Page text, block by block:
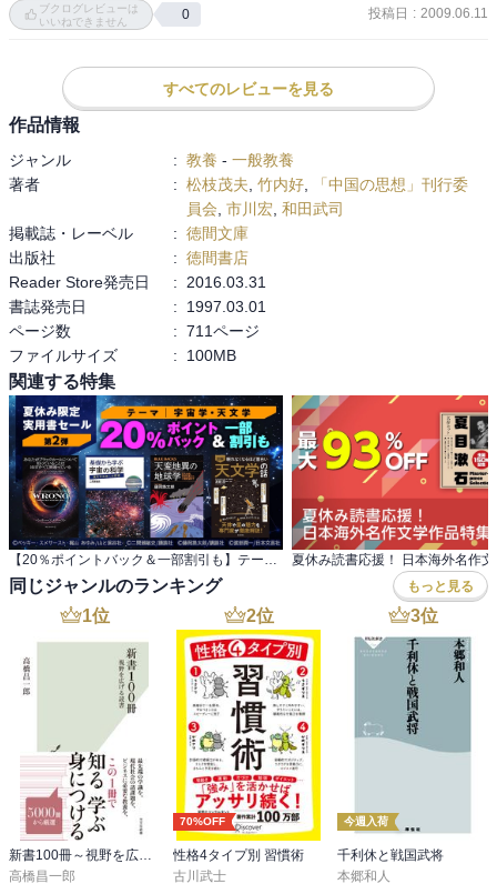
ブクログレビューは
いいねできません
0 投稿日 : 2009.06.11
すべてのレビューを見る
作品情報
ジャンル : 教養 - 一般教養
著者
: 松枝茂夫 竹内好
「中国の思想」刊行委
員会 市川宏 和田武司
掲載誌・レーベル
: 徳間文庫
出版社
: 徳間書店
Reader Store発売日
:
2016.03.31
書誌発売日
:
1997.03.01
ページ数
: 711ページ
ファイルサイズ
: 100MB
関連する特集
【20％ポイントバック＆一部割引も】テーマ：宇宙学・天文学 夏休み限定実用書セール第2弾 夏休み読書応援！ 日本海外名作
同じジャンルのランキング もっと見る
1位
新書100冊～視野を広げる読書～
高橋昌一郎
2位
70%OFF
性格4タイプ別 習慣術
古川武士
3位
今週入荷
千利休と戦国武将
本郷和人